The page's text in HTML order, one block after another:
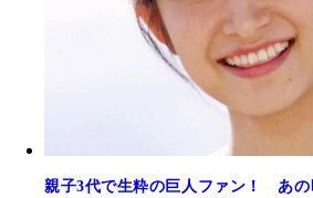
親子3代で生粋の巨人ファン！ あの